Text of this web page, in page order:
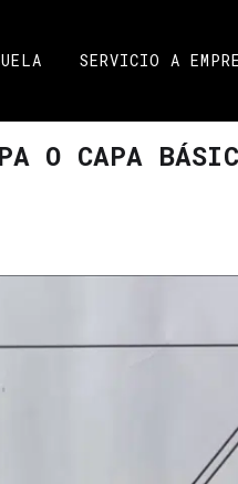
SERVICIO A
O CAPA